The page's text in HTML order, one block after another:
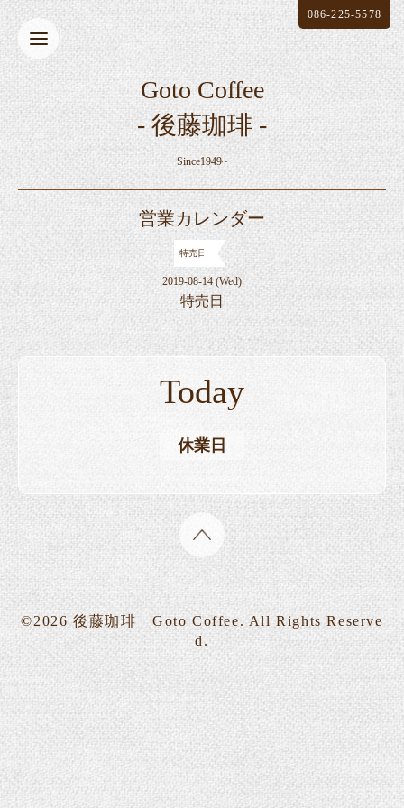
Goto Coffee
- 後藤珈琲 -
Since1949~
086-225-5578
営業カレンダー
特売日
2019-08-14 (Wed)
特売日
Today
休業日
©2026 後藤珈琲 Goto Coffee. All Rights Reserve
d.